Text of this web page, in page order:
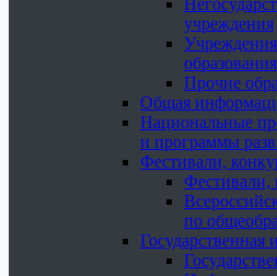
учреждения
образования
Прочие
Общая
Национальные
и программы
Фестивали,
Фестивали,
по
Государственная